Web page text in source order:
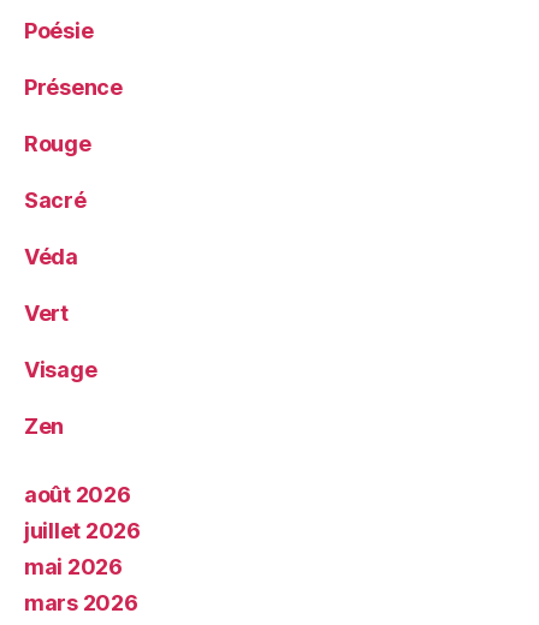
Poésie
Présence
Rouge
Sacré
Véda
Vert
Visage
Zen
août 2026
juillet 2026
mai 2026
mars 2026